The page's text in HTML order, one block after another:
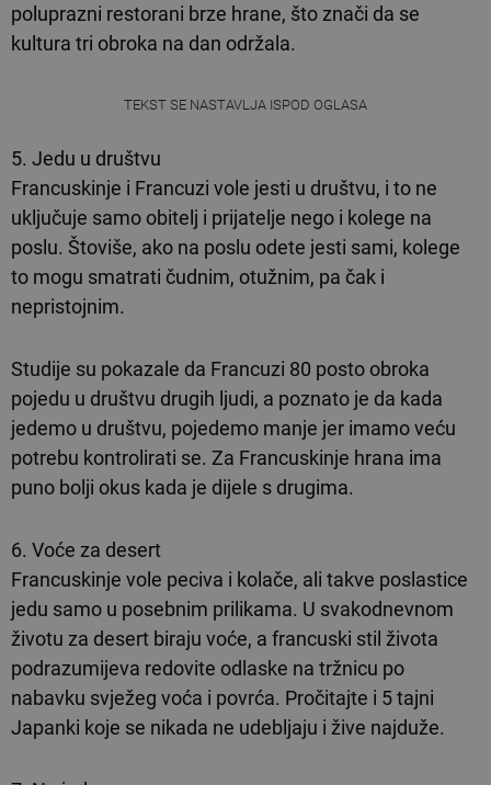
poluprazni restorani brze hrane, što znači da se
kultura tri obroka na dan održala.
TEKST SE NASTAVLJA ISPOD OGLASA
5. Jedu u društvu
Francuskinje i Francuzi vole jesti u društvu, i to ne
uključuje samo obitelj i prijatelje nego i kolege na
poslu. Štoviše, ako na poslu odete jesti sami, kolege
to mogu smatrati čudnim, otužnim, pa čak i
nepristojnim.
Studije su pokazale da Francuzi 80 posto obroka
pojedu u društvu drugih ljudi, a poznato je da kada
jedemo u društvu, pojedemo manje jer imamo veću
potrebu kontrolirati se. Za Francuskinje hrana ima
puno bolji okus kada je dijele s drugima.
6. Voće za desert
Francuskinje vole peciva i kolače, ali takve poslastice
jedu samo u posebnim prilikama. U svakodnevnom
životu za desert biraju voće, a francuski stil života
podrazumijeva redovite odlaske na tržnicu po
nabavku svježeg voća i povrća. Pročitajte i 5 tajni
Japanki koje se nikada ne udebljaju i žive najduže.